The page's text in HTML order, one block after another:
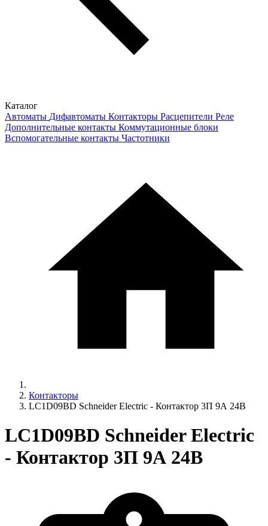
Каталог
Автоматы Дифавтоматы Контакторы Расцепители Реле
Дополнительные контакты Коммутационные блоки
Вспомогательные контакты Частотники
Контакторы
LC1D09BD Schneider Electric - Контактор 3П 9А 24В
LC1D09BD Schneider Electric
- Контактор 3П 9А 24В